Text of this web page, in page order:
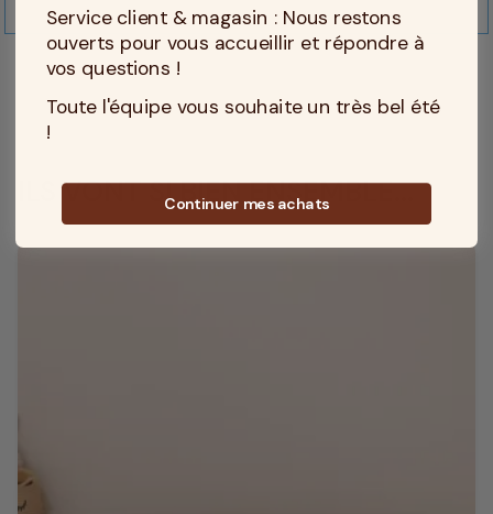
ILS VONT SI BIEN ENSEMBLE...
Service client & magasin : Nous restons
ouverts pour vous accueillir et répondre à
vos questions !
Toute l'équipe vous souhaite un très bel été
!
Continuer mes achats